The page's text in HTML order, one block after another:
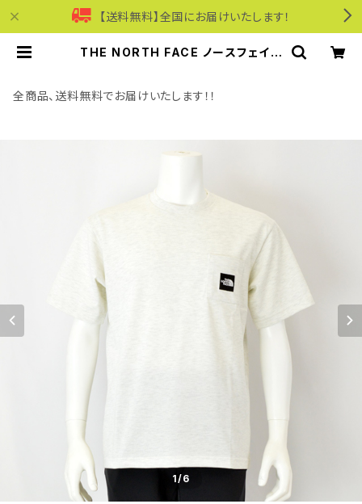
【送料無料】全国にお届けいたします！
THE NORTH FACE ノースフェイス
ティー NT82541 メンズ ホワイトミ
ックスグレー | モリワンワールドオン
全商品、送料無料でお届けいたします！！
1/6